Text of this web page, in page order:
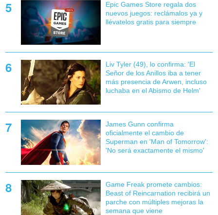
Epic Games Store regala dos
nuevos juegos: reclámalos ya y
llévatelos gratis para siempre
Liv Tyler (49), lo confirma: 'El
Señor de los Anillos iba a tener
más presencia de Arwen, incluso
luchaba en el Abismo de Helm'
James Gunn confirma
oficialmente el cambio de
Superman en 'Man of Tomorrow':
'No será exactamente el mismo'
Game Freak promete cambios:
Beast of Reincarnation recibirá un
parche con múltiples mejoras la
semana que viene